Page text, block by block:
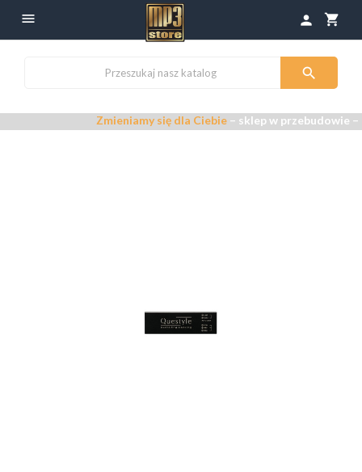
 shopping_cart
person

Zmieniamy się dla Ciebie– sklep w przebudowie –